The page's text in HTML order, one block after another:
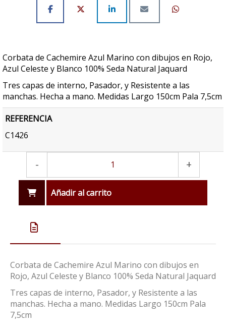
Corbata de Cachemire Azul Marino con dibujos en Rojo,
Azul Celeste y Blanco 100% Seda Natural Jaquard
Tres capas de interno, Pasador, y Resistente a las
manchas. Hecha a mano. Medidas Largo 150cm Pala 7,5cm
REFERENCIA
C1426
- +
Añadir al carrito
Corbata de Cachemire Azul Marino con dibujos en
Rojo, Azul Celeste y Blanco 100% Seda Natural Jaquard
Tres capas de interno, Pasador, y Resistente a las
manchas. Hecha a mano. Medidas Largo 150cm Pala
7,5cm